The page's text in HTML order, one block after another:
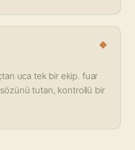
uca tek bir ekip. fuar
sözünü tutan, kontrollü bir